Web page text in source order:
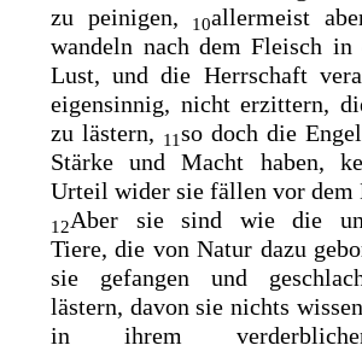
zu peinigen,
10allermeist
wandeln nach dem Fleisch in
Lust, und die Herrschaft
eigensinnig, nicht erzittern,
zu lästern, 11so doch die
Stärke und Macht haben,
Urteil wider sie fällen vor dem
12Aber sie sind wie die
Tiere, die von Natur dazu
sie gefangen und
lästern, davon sie nichts
in ihrem